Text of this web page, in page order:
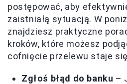
postępować, aby
zaistniałą sytuacją. W
znajdziesz praktyczne
kroków, które możesz
cofnięcie przelewu staje
Zgłoś błąd do banku –